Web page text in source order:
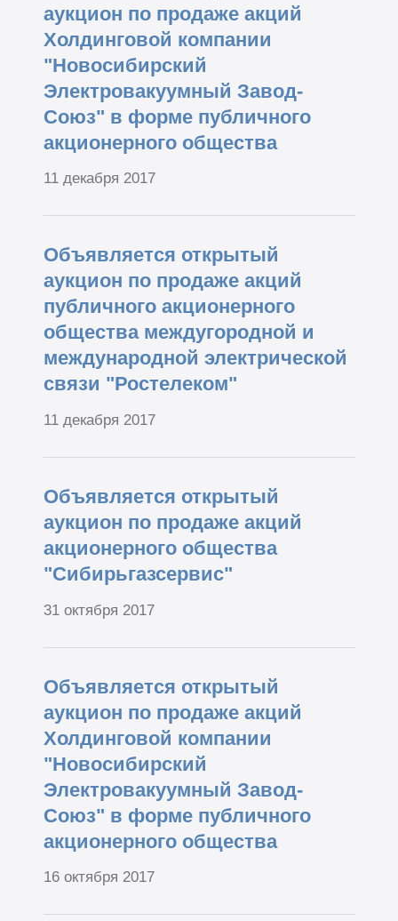
аукцион по продаже акций
Холдинговой компании
"Новосибирский
Электровакуумный Завод-
Союз" в форме публичного
акционерного общества
11 декабря 2017
Объявляется открытый
аукцион по продаже акций
публичного акционерного
общества междугородной и
международной электрической
связи "Ростелеком"
11 декабря 2017
Объявляется открытый
аукцион по продаже акций
акционерного общества
"Сибирьгазсервис"
31 октября 2017
Объявляется открытый
аукцион по продаже акций
Холдинговой компании
"Новосибирский
Электровакуумный Завод-
Союз" в форме публичного
акционерного общества
16 октября 2017